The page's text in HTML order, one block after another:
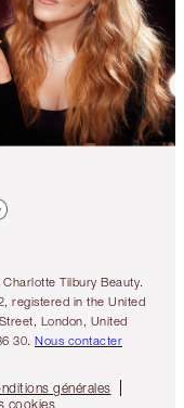
Tilbury Beauty.
registered in the United
London, United
30. Nous contacter
générales
cookies